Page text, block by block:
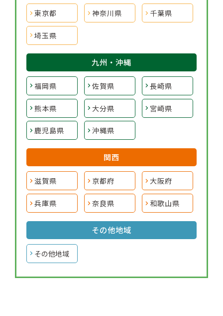
東京都 神奈川県 千葉県
埼玉県
九州・沖縄
福岡県 佐賀県 長崎県
熊本県 大分県 宮崎県
鹿児島県 沖縄県
関西
滋賀県 京都府 大阪府
兵庫県 奈良県 和歌山県
その他地域
その他地域